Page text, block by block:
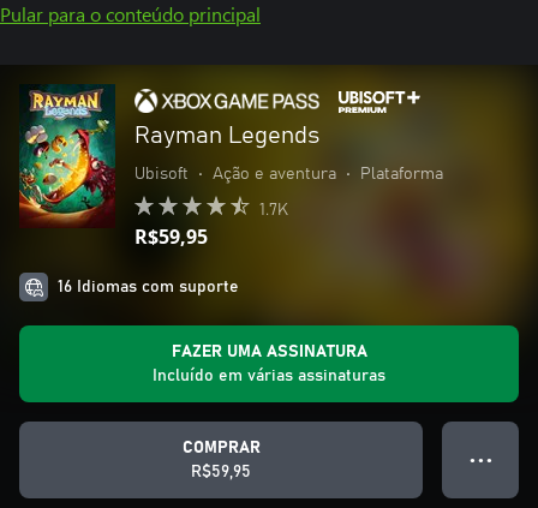
Pular para o conteúdo principal
Rayman Legends
Ubisoft • Ação e aventura • Plataforma
1.7K
R$59,95
16 Idiomas com suporte
FAZER UMA ASSINATURA
Incluído em várias assinaturas
COMPRAR
R$59,95
● ● ●